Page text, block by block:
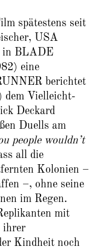
spätestens seit
USA
in BLADE
eine
berichtet
dem Vielleicht-
Deckard
Duells am
people wouldn’t
all die
Kolonien –
–, ohne seine
im Regen.
mit
ihrer
Kindheit noch